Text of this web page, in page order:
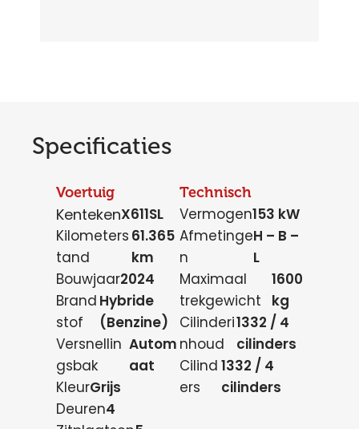
Specificaties
Voertuig
KentekenX611SL
Kilometers
tand
61.365
km
Bouwjaar2024
Brand
stof
Hybride
(Benzine)
Versnellin
gsbak
Autom
aat
KleurGrijs
Deuren4
Technisch
Vermogen153 kW
Afmetinge
n
H – B –
L
Maximaal
trekgewicht
1600
kg
Cilinderi
nhoud
1332 / 4
cilinders
Cilind
ers
1332 / 4
cilinders